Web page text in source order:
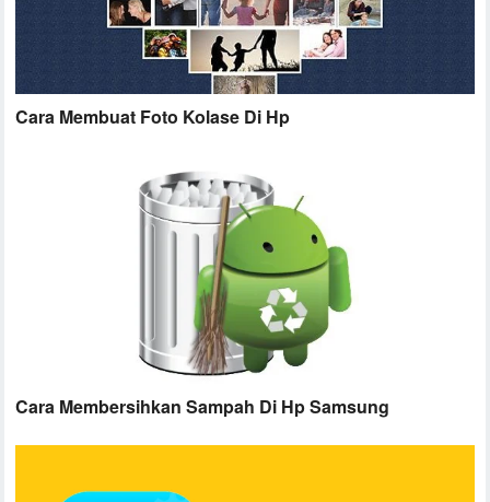
Cara Membuat Foto Kolase Di Hp
Cara Membersihkan Sampah Di Hp Samsung